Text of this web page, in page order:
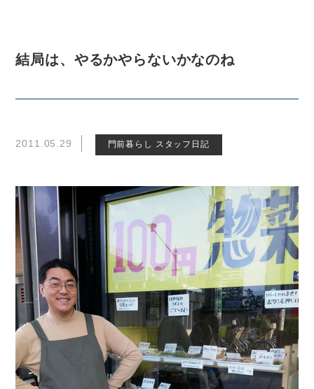
結局は、やるかやらないかなのね
2011.05.29 門前暮らし スタッフ日記